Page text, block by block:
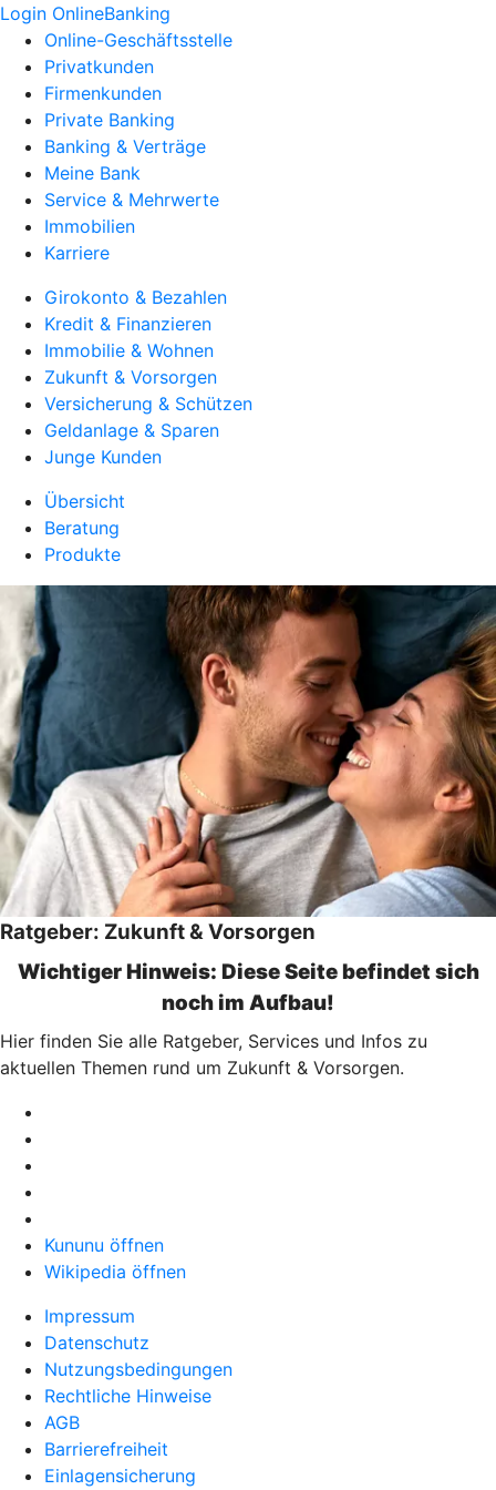
Login OnlineBanking
Online-Geschäftsstelle
Privatkunden
Firmenkunden
Private Banking
Banking & Verträge
Meine Bank
Service & Mehrwerte
Immobilien
Karriere
Girokonto & Bezahlen
Kredit & Finanzieren
Immobilie & Wohnen
Zukunft & Vorsorgen
Versicherung & Schützen
Geldanlage & Sparen
Junge Kunden
Übersicht
Beratung
Produkte
Ratgeber: Zukunft & Vorsorgen
Wichtiger Hinweis: Diese Seite befindet sich
noch im Aufbau!
Hier finden Sie alle Ratgeber, Services und Infos zu
aktuellen Themen rund um Zukunft & Vorsorgen.
Kununu öffnen
Wikipedia öffnen
Impressum
Datenschutz
Nutzungsbedingungen
Rechtliche Hinweise
AGB
Barrierefreiheit
Einlagensicherung